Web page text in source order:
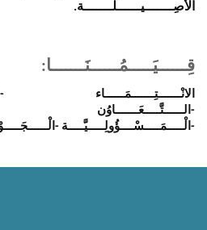
الأصِـــــــيــــــلَـــــــة.
قِــــــيَـــــمُــــــنَـــــــا:
الانْـــــــتِـــــــمَــــــاء -
-الــــــتَّـــــعَـــــــاوُن -
-الْـــــمَـــــسْــــؤُولِـــــيَّـــــة -